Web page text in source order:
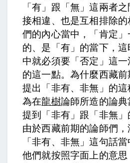
「有」跟「無」這兩者
接相違、也是互相排除
們的內心當中，「肯定」
的、是「有」的當下，
中就必須要「否定」這一
的這一點。為什麼西藏
提出「非有、非無」的這
為在龍樹論師所造的論
提到「非有」跟「非無
由於西藏前期的論師們
「非有、非無」這句話
他們就按照字面上的意